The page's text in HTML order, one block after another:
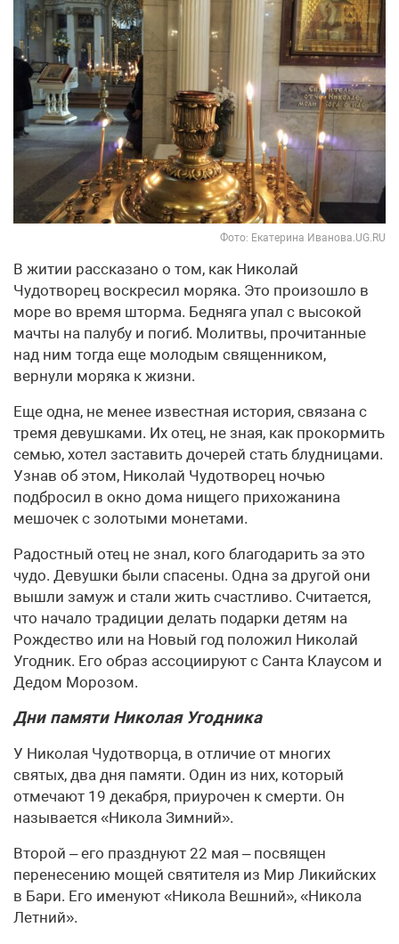
Фото: Екатерина Иванова.UG.RU
В житии рассказано о том, как Николай
Чудотворец воскресил моряка. Это произошло в
море во время шторма. Бедняга упал с высокой
мачты на палубу и погиб. Молитвы, прочитанные
над ним тогда еще молодым священником,
вернули моряка к жизни.
Еще одна, не менее известная история, связана с
тремя девушками. Их отец, не зная, как прокормить
семью, хотел заставить дочерей стать блудницами.
Узнав об этом, Николай Чудотворец ночью
подбросил в окно дома нищего прихожанина
мешочек с золотыми монетами.
Радостный отец не знал, кого благодарить за это
чудо. Девушки были спасены. Одна за другой они
вышли замуж и стали жить счастливо. Считается,
что начало традиции делать подарки детям на
Рождество или на Новый год положил Николай
Угодник. Его образ ассоциируют с Санта Клаусом и
Дедом Морозом.
Дни памяти Николая Угодника
У Николая Чудотворца, в отличие от многих
святых, два дня памяти. Один из них, который
отмечают 19 декабря, приурочен к смерти. Он
называется «Никола Зимний».
Второй – его празднуют 22 мая – посвящен
перенесению мощей святителя из Мир Ликийских
в Бари. Его именуют «Никола Вешний», «Никола
Летний».